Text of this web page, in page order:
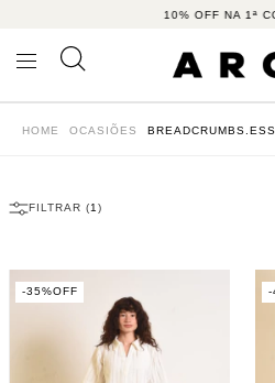
10% OFF NA 1ª COMPRA COM O
HOME OCASIÕES
FILTRAR (1 )
-35%OFF -